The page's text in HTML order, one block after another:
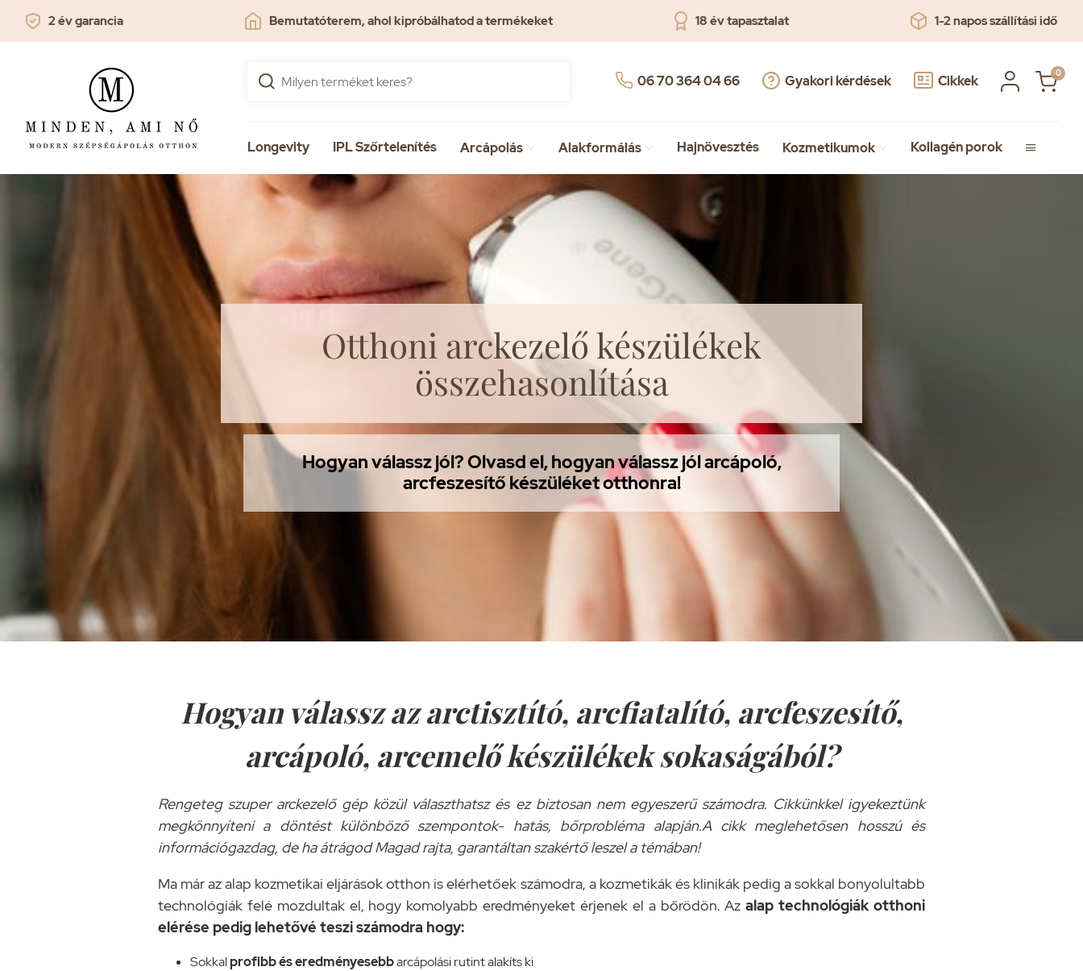
2 év garancia Bemutatóterem, ahol kipróbálhatod a termékeket 18 év tapasztalat 1-2 napos szállítási idő
06 70 364 04 66 Gyakori kérdések Cikkek 0
Longevity IPL Szőrtelenítés Arcápolás  Alakformálás  Hajnövesztés Kozmetikumok  Kollagén porok 
Otthoni arckezelő készülékek
összehasonlítása
Hogyan válassz jól? Olvasd el, hogyan válassz jól arcápoló,
arcfeszesítő készüléket otthonra!
Hogyan válassz az arctisztító, arcfiatalító, arcfeszesítő,
arcápoló, arcemelő készülékek sokaságából?
Rengeteg szuper arckezelő gép közül választhatsz és ez biztosan nem egyeszerű számodra. Cikkünkkel igyekeztünk
megkönnyíteni a döntést különböző szempontok- hatás, bőrprobléma alapján.A cikk meglehetősen hosszú és
információgazdag, de ha átrágod Magad rajta, garantáltan szakértő leszel a témában!
Ma már az alap kozmetikai eljárások otthon is elérhetőek számodra, a kozmetikák és klinikák pedig a sokkal bonyolultabb
technológiák felé mozdultak el, hogy komolyabb eredményeket érjenek el a bőrödön. Azalap technológiák otthoni
elérése pedig lehetővé teszi számodra hogy:
Sokkalprofibb és eredményesebbarcápolási rutint alakíts ki